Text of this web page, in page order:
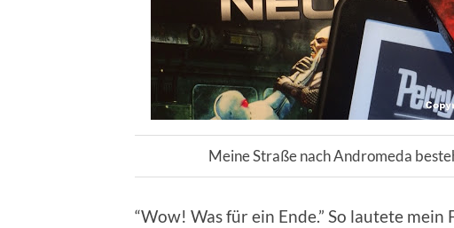
Meine Straße nach Andromeda
“Wow! Was für ein Ende.” So lautete